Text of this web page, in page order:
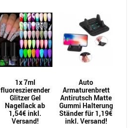
1x 7ml
fluoreszierender
Glitzer Gel
Nagellack ab
1,54€ inkl.
Versand!
Auto
Armaturenbrett
Antirutsch Matte
Gummi Halterung
Ständer für 1,19€
inkl. Versand!